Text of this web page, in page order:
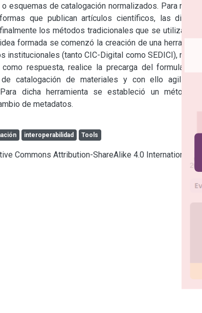
esquemas de catalogación normalizados. Para realizar
que publican artículos científicos, las distintas
los métodos tradicionales que se utilizan para
formada se comenzó la creación de una herramienta
(tanto CIC-Digital como SEDICI), realizar
respuesta, realice la precarga del formulario de
catalogación de materiales y con ello agilizar el
dicha herramienta se estableció un método de
de metadatos.
interoperabilidad Tools
Commons Attribution-ShareAlike 4.0 International